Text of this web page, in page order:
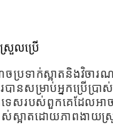
រួលប្រើ
ចប្រទាក់ស្អាតនិងវិចារ
ានសម្រាប់អ្នកប្រើប្
េសរបស់ពួកគេដែលអាច
ស់ស្អាតដោយភាពងាយ